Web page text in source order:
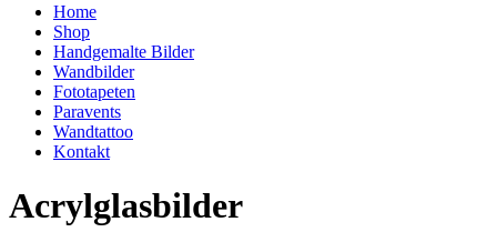
Home
Shop
Handgemalte Bilder
Wandbilder
Fototapeten
Paravents
Wandtattoo
Kontakt
Acrylglasbilder